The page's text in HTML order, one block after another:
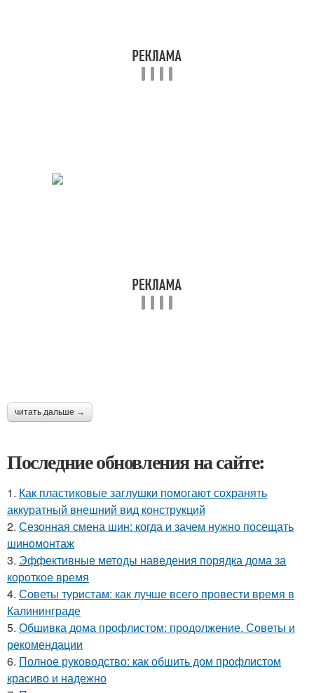
читать дальше →
Последние обновления на сайте:
1. Как пластиковые заглушки помогают сохранять
аккуратный внешний вид конструкций
2. Сезонная смена шин: когда и зачем нужно посещать
шиномонтаж
3. Эффективные методы наведения порядка дома за
короткое время
4. Советы туристам: как лучше всего провести время в
Калининграде
5. Обшивка дома профлистом: продолжение. Советы и
рекомендации
6. Полное руководство: как обшить дом профлистом
красиво и надежно